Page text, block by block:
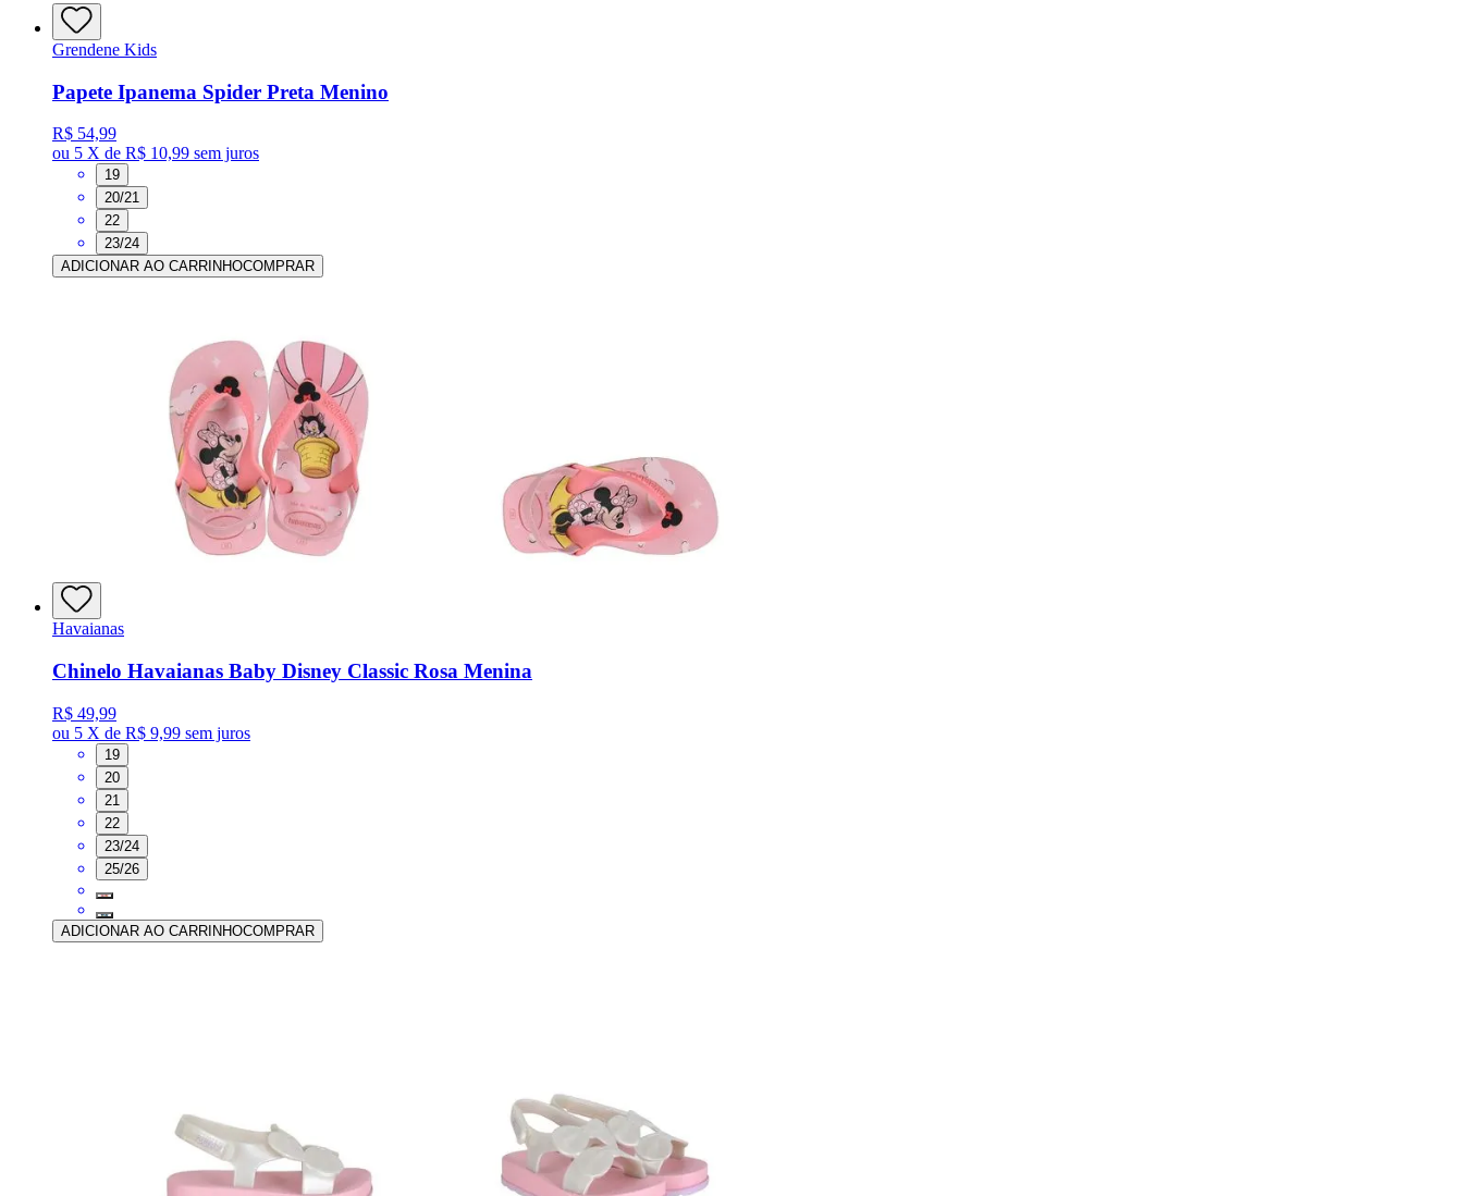
Grendene Kids
Papete Ipanema Spider Preta Menino
R$ 54,99
ou 5 X de R$ 10,99 sem juros
19
20/21
22
23/24
ADICIONAR AO CARRINHOCOMPRAR
Havaianas
Chinelo Havaianas Baby Disney Classic Rosa Menina
R$ 49,99
ou 5 X de R$ 9,99 sem juros
19
20
21
22
23/24
25/26
ADICIONAR AO CARRINHOCOMPRAR